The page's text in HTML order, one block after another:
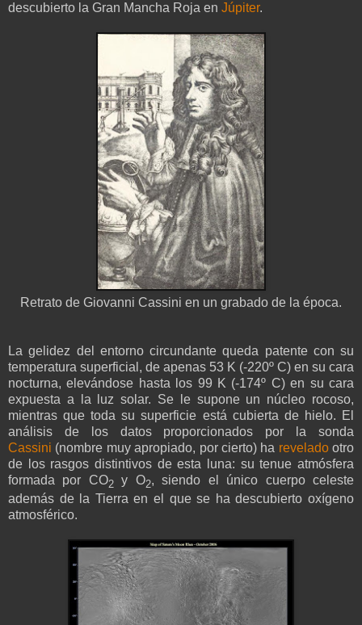
descubierto la Gran Mancha Roja en Júpiter.
Retrato de Giovanni Cassini en un grabado de la época.
La gelidez del entorno circundante queda patente con su
temperatura superficial, de apenas 53 K (-220º C) en su cara
nocturna, elevándose hasta los 99 K (-174º C) en su cara
expuesta a la luz solar. Se le supone un núcleo rocoso,
mientras que toda su superficie está cubierta de hielo. El
análisis de los datos proporcionados por la sonda
Cassini (nombre muy apropiado, por cierto) ha reveladootro
de los rasgos distintivos de esta luna: su tenue atmósfera
formada por CO2y O2, siendo el único cuerpo celeste
además de la Tierra en el que se ha descubierto oxígeno
atmosférico.